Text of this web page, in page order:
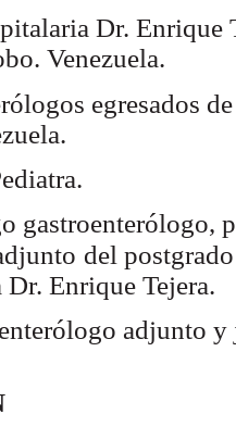
Dr. Enrique
Venezuela.
egresados
del
Enrique Tejera.
adjunto y